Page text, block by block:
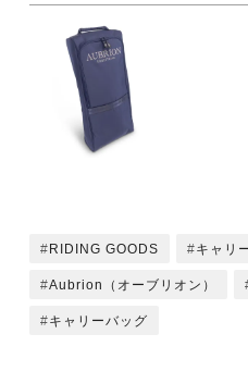
RIDING GOODS キャリ
Aubrion（オーブリオン）
キャリーバッグ